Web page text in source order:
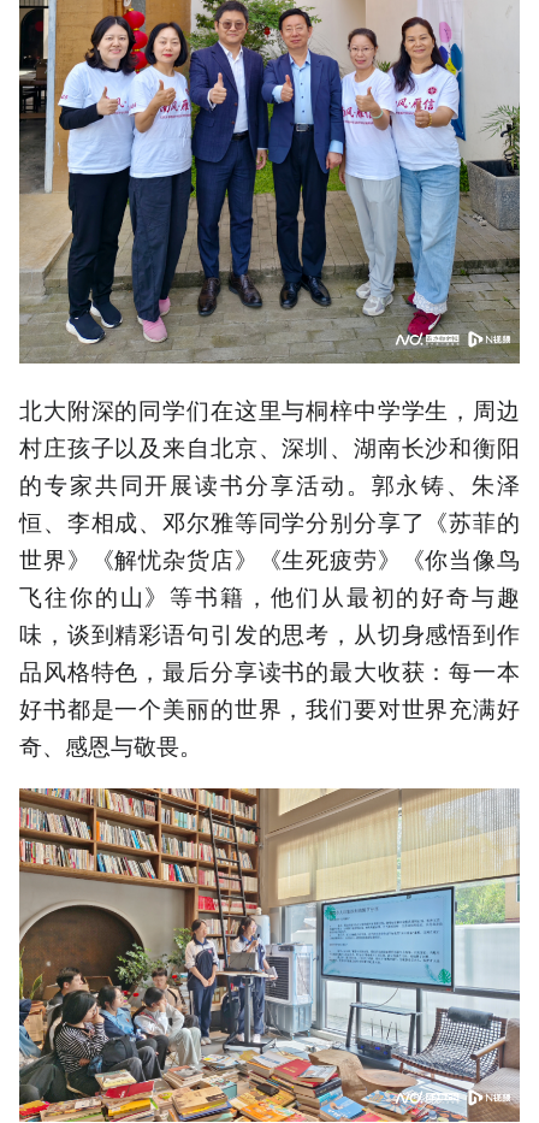
北大附深的同学们在这里与桐梓中学学生，周边
村庄孩子以及来自北京、深圳、湖南长沙和衡阳
的专家共同开展读书分享活动。郭永铸、朱泽
恒、李相成、邓尔雅等同学分别分享了《苏菲的
世界》《解忧杂货店》《生死疲劳》《你当像鸟
飞往你的山》等书籍，他们从最初的好奇与趣
味，谈到精彩语句引发的思考，从切身感悟到作
品风格特色，最后分享读书的最大收获：每一本
好书都是一个美丽的世界，我们要对世界充满好
奇、感恩与敬畏。